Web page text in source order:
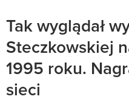
Tak wyglądał
Steczkowskiej
1995 roku.
sieci